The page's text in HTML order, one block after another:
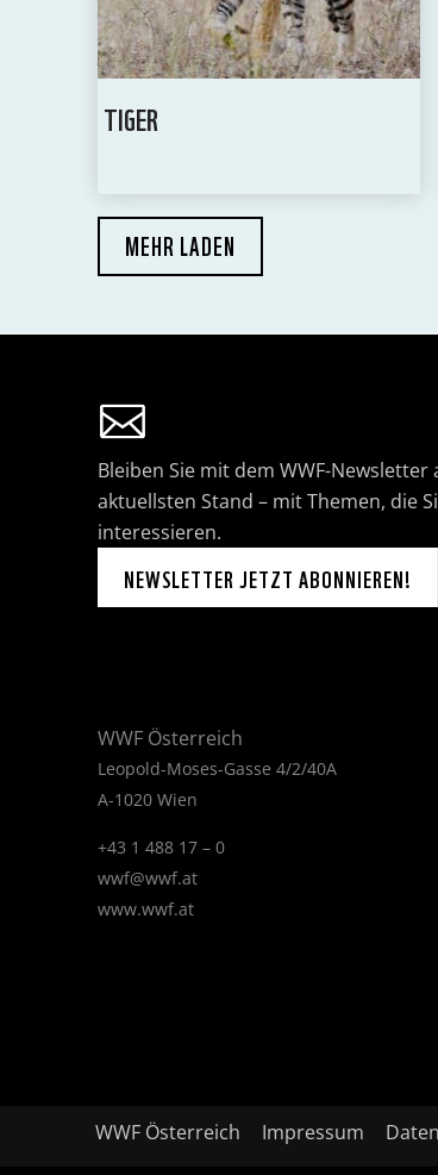
TIGER
MEHR LADEN
Bleiben Sie mit dem WWF-Newsletter
aktuellsten Stand – mit Themen, die
interessieren.
NEWSLETTER JETZT ABONNIEREN!
WWF Österreich
Leopold-Moses-Gasse 4/2/40A
A-1020 Wien
+43 1 488 17 – 0
wwf@wwf.at
www.wwf.at
WWF Österreich Impressum